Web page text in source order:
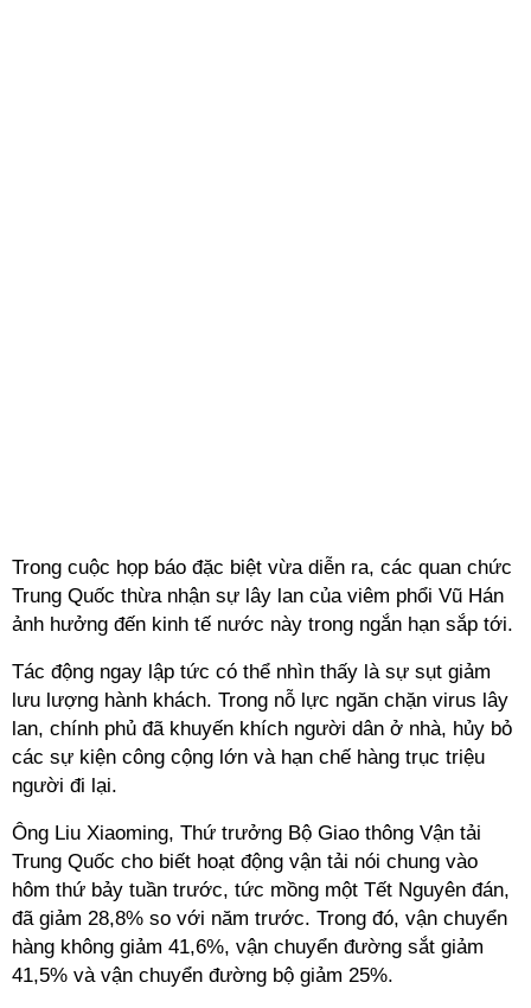
Trong cuộc họp báo đặc biệt vừa diễn ra, các quan chức
Trung Quốc thừa nhận sự lây lan của viêm phổi Vũ Hán
ảnh hưởng đến kinh tế nước này trong ngắn hạn sắp tới.
Tác động ngay lập tức có thể nhìn thấy là sự sụt giảm
lưu lượng hành khách. Trong nỗ lực ngăn chặn virus lây
lan, chính phủ đã khuyến khích người dân ở nhà, hủy bỏ
các sự kiện công cộng lớn và hạn chế hàng trục triệu
người đi lại.
Ông Liu Xiaoming, Thứ trưởng Bộ Giao thông Vận tải
Trung Quốc cho biết hoạt động vận tải nói chung vào
hôm thứ bảy tuần trước, tức mồng một Tết Nguyên đán,
đã giảm 28,8% so với năm trước. Trong đó, vận chuyển
hàng không giảm 41,6%, vận chuyển đường sắt giảm
41,5% và vận chuyển đường bộ giảm 25%.